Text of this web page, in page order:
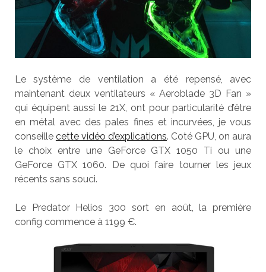
Le système de ventilation a été repensé, avec
maintenant deux ventilateurs « Aeroblade 3D Fan »
qui équipent aussi le 21X, ont pour particularité d’être
en métal avec des pales fines et incurvées, je vous
conseille cette vidéo d’explications. Coté GPU, on aura
le choix entre une GeForce GTX 1050 Ti ou une
GeForce GTX 1060. De quoi faire tourner les jeux
récents sans souci.
Le Predator Helios 300 sort en août, la première
config commence à 1199 €.